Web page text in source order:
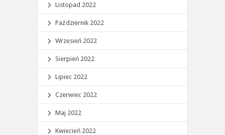
Listopad 2022
Październik 2022
Wrzesień 2022
Sierpień 2022
Lipiec 2022
Czerwiec 2022
Maj 2022
Kwiecień 2022